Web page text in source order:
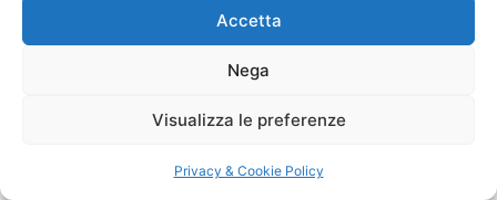
Accetta
Nega
Visualizza le preferenze
Privacy & Cookie Policy
La maggior parte delle persone che acquista un
deumidificatore cerca una soluzione definitiva
modelli economici riescono a migliorare la
umidità stabili soprattutto in ambienti medio-